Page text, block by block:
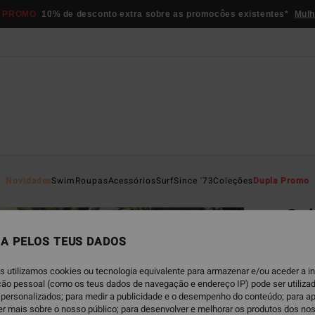
10% de desconto extra sobre as promocôes existentes*
NovidadesSwimRoupasAcessóriosSurfSince '73ColeçõesDupla Promo
ECO-
€
PELOS TEUS DADOS
utilizamos cookies ou tecnologia equivalente para armazenar e/ou aceder a
pessoal (como os teus dados de navegação e endereço IP) pode ser
para medir a publicidade e o desempenho do conteúdo; para
mais sobre o nosso público; para desenvolver e melhorar os produtos dos